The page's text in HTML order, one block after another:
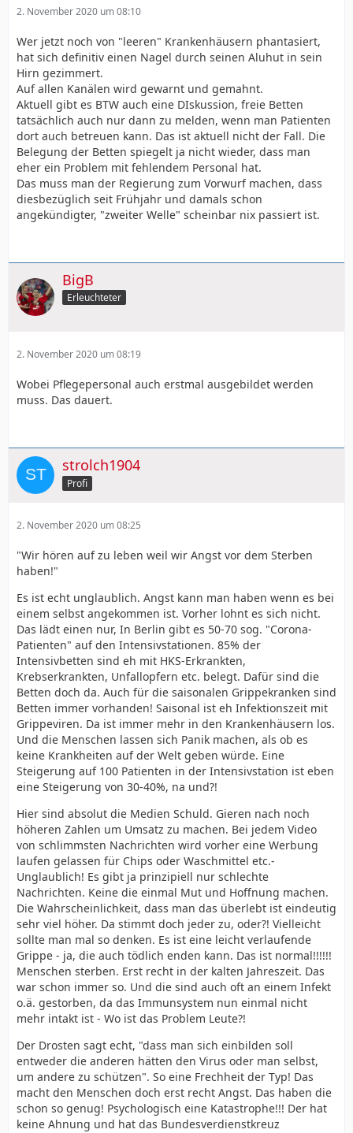
2. November 2020 um 08:10
Wer jetzt noch von "leeren" Krankenhäusern phantasiert,
hat sich definitiv einen Nagel durch seinen Aluhut in sein
Hirn gezimmert.
Auf allen Kanälen wird gewarnt und gemahnt.
Aktuell gibt es BTW auch eine DIskussion, freie Betten
tatsächlich auch nur dann zu melden, wenn man Patienten
dort auch betreuen kann. Das ist aktuell nicht der Fall. Die
Belegung der Betten spiegelt ja nicht wieder, dass man
eher ein Problem mit fehlendem Personal hat.
Das muss man der Regierung zum Vorwurf machen, dass
diesbezüglich seit Frühjahr und damals schon
angekündigter, "zweiter Welle" scheinbar nix passiert ist.
BigB
Erleuchteter
2. November 2020 um 08:19
Wobei Pflegepersonal auch erstmal ausgebildet werden
muss. Das dauert.
strolch1904
Profi
2. November 2020 um 08:25
"Wir hören auf zu leben weil wir Angst vor dem Sterben
haben!"
Es ist echt unglaublich. Angst kann man haben wenn es bei
einem selbst angekommen ist. Vorher lohnt es sich nicht.
Das lädt einen nur, In Berlin gibt es 50-70 sog. "Corona-
Patienten" auf den Intensivstationen. 85% der
Intensivbetten sind eh mit HKS-Erkrankten,
Krebserkrankten, Unfallopfern etc. belegt. Dafür sind die
Betten doch da. Auch für die saisonalen Grippekranken sind
Betten immer vorhanden! Saisonal ist eh Infektionszeit mit
Grippeviren. Da ist immer mehr in den Krankenhäusern los.
Und die Menschen lassen sich Panik machen, als ob es
keine Krankheiten auf der Welt geben würde. Eine
Steigerung auf 100 Patienten in der Intensivstation ist eben
eine Steigerung von 30-40%, na und?!
Hier sind absolut die Medien Schuld. Gieren nach noch
höheren Zahlen um Umsatz zu machen. Bei jedem Video
von schlimmsten Nachrichten wird vorher eine Werbung
laufen gelassen für Chips oder Waschmittel etc.-
Unglaublich! Es gibt ja prinzipiell nur schlechte
Nachrichten. Keine die einmal Mut und Hoffnung machen.
Die Wahrscheinlichkeit, dass man das überlebt ist eindeutig
sehr viel höher. Da stimmt doch jeder zu, oder?! Vielleicht
sollte man mal so denken. Es ist eine leicht verlaufende
Grippe - ja, die auch tödlich enden kann. Das ist normal!!!!!!
Menschen sterben. Erst recht in der kalten Jahreszeit. Das
war schon immer so. Und die sind auch oft an einem Infekt
o.ä. gestorben, da das Immunsystem nun einmal nicht
mehr intakt ist - Wo ist das Problem Leute?!
Der Drosten sagt echt, "dass man sich einbilden soll
entweder die anderen hätten den Virus oder man selbst,
um andere zu schützen". So eine Frechheit der Typ! Das
macht den Menschen doch erst recht Angst. Das haben die
schon so genug! Psychologisch eine Katastrophe!!! Der hat
keine Ahnung und hat das Bundesverdienstkreuz